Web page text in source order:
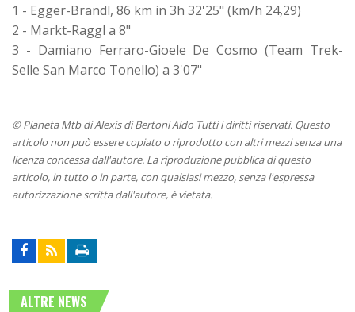
1 - Egger-Brandl, 86 km in 3h 32'25" (km/h 24,29)
2 - Markt-Raggl a 8"
3 - Damiano Ferraro-Gioele De Cosmo (Team Trek-
Selle San Marco Tonello) a 3'07"
© Pianeta Mtb di Alexis di Bertoni Aldo Tutti i diritti riservati. Questo
articolo non può essere copiato o riprodotto con altri mezzi senza una
licenza concessa dall'autore. La riproduzione pubblica di questo
articolo, in tutto o in parte, con qualsiasi mezzo, senza l'espressa
autorizzazione scritta dall'autore, è vietata.
ALTRE NEWS